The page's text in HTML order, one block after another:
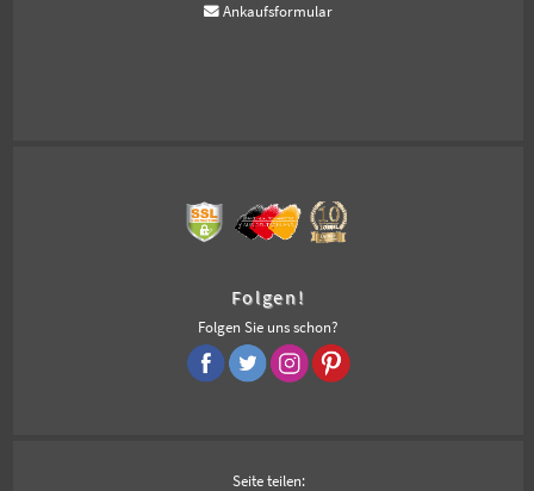
Ankaufsformular
Folgen!
Folgen Sie uns schon?
Seite teilen: